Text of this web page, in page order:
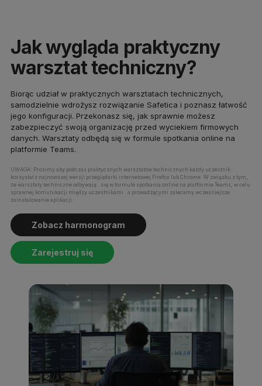
Jak wygląda praktyczny
warsztat techniczny?
Biorąc udział w praktycznych warsztatach technicznych,
samodzielnie wdrożysz rozwiązanie Safetica i poznasz łatwość
jego konfiguracji. Przekonasz się, jak sprawnie możesz
zabezpieczyć swoją organizację przed wyciekiem firmowych
danych. Warsztaty odbędą się w formule spotkania online na
platformie Teams.
UWAGA: Prosimy aby podczas praktycznych warsztatów technicznych każdy uczestnik
korzystał z najnowszej wersji przeglądarki internetowej Firefox lub Chrome. W związku z tym,
że warsztaty techniczne odbywają się w formule spotkania online na platformie Teams, w celu
sprawnej komunikacji między uczestnikami a prowadzącymi zalecamy wcześniejsze
zainstalowanie aplikacji.
Zobacz harmonogram
Zarejestruj się